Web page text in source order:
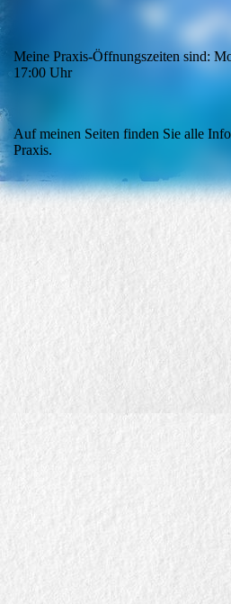
Meine Praxis-Öffnungszeiten sind:
17:00 Uhr
Auf meinen Seiten finden Sie alle
Praxis.